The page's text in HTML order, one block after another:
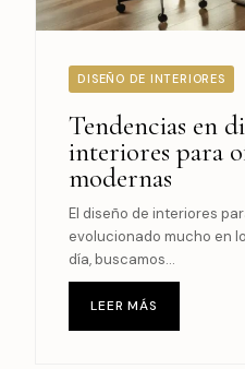
DISEÑO DE INTERIORES
Tendencias en
interiores para
modernas
El diseño de interiores
evolucionado mucho en
día, buscamos...
LEER MÁS